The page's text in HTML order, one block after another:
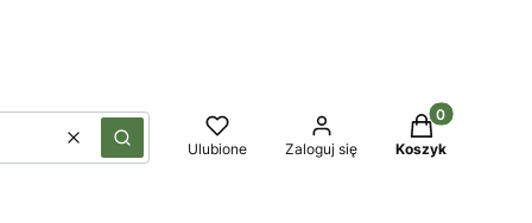
WyczyśćSzukaj Ulubione Zaloguj się
Produkty w
Koszyk